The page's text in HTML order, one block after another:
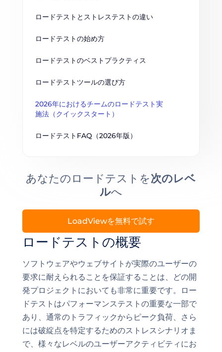
ロードテストの概要
ソフトウェアやウェブサイトが実際のユーザーの
要求に耐えられることを保証することは、どの開
発プロジェクトにおいても非常に重要です。ロー
ドテストはパフォーマンステストの重要な一部で
あり、通常のトラフィックからピーク負荷、さら
には破綻点を特定するためのストレスシナリオま
で、様々なレベルのユーザーアクティビティにお
ロードテストとストレステストの違い
ロードテストの始め方
ロードテストのベストプラクティス
ロードテストツールの選び方
2026年におけるチームのロードテスト実
施法（クイックスタート）
ロードテストFAQ（2026年版）
あなたのロードテストを次のレベ
ルへ
LoadViewを無料で試す